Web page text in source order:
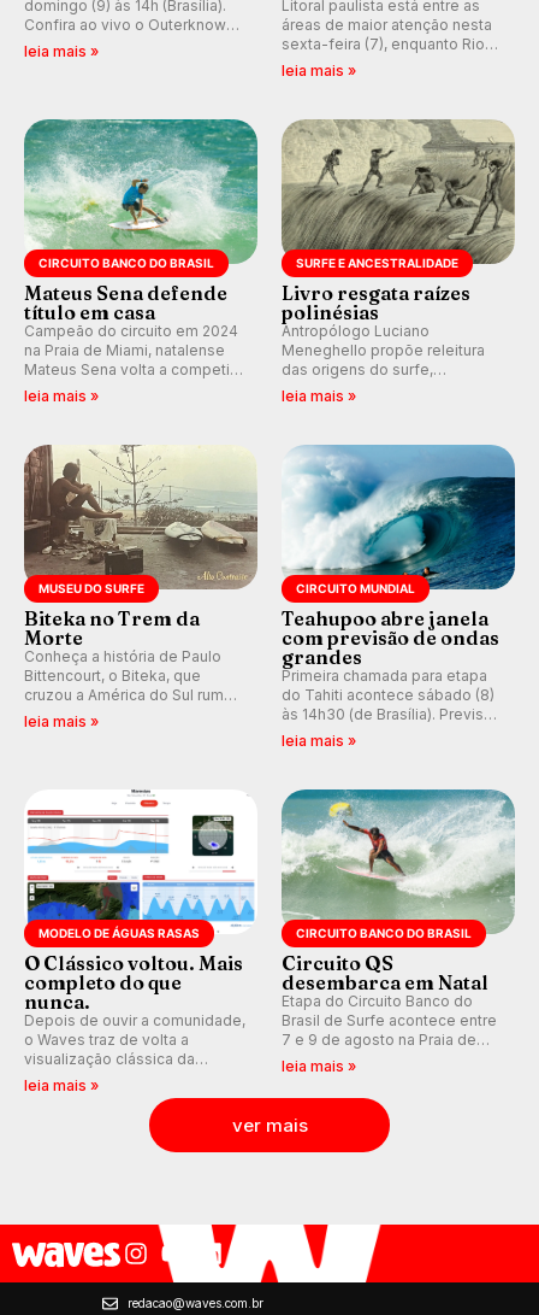
domingo (9) às 14h (Brasília).
Confira ao vivo o Outerknown
Tahiti Pro 2026 e participe dos
leia mais »
Litoral paulista está entre as
áreas de maior atenção nesta
sexta-feira (7), enquanto Rio
de Janeiro também recebe
km/h em Itanhaém.
leia mais »
CIRCUITO BANCO DO BRASIL
Mateus Sena defende
título em casa
Campeão do circuito em 2024
na Praia de Miami, natalense
Mateus Sena volta a competir
em casa em busca de manter a
leia mais »
SURFE E ANCESTRALIDADE
Livro resgata raízes
polinésias
Antropólogo Luciano
Meneghello propõe releitura
das origens do surfe,
resgatando a cultura polinésia
prática em esporte e indústria.
leia mais »
MUSEU DO SURFE
Biteka no Trem da
Morte
Conheça a história de Paulo
Bittencourt, o Biteka, que
cruzou a América do Sul rumo
ao Pacífico em uma jornada
leia mais »
CIRCUITO MUNDIAL
Teahupoo abre janela
com previsão de ondas
grandes
Primeira chamada para etapa
do Tahiti acontece sábado (8)
às 14h30 (de Brasília). Previsão
indica swell consistente.
Kelly Slater convidado.
leia mais »
MODELO DE ÁGUAS RASAS
O Clássico voltou. Mais
completo do que
nunca.
Depois de ouvir a comunidade,
o Waves traz de volta a
visualização clássica da
previsão de águas rasas,
agora integrada à nova
plataforma e com previsão das
ondas para até 16 dias.
leia mais »
CIRCUITO BANCO DO BRASIL
Circuito QS
desembarca em Natal
Etapa do Circuito Banco do
Brasil de Surfe acontece entre
7 e 9 de agosto na Praia de
Miami (RN), em disputas
(QS) 4.000 e pela corrida por
vagas no Challenger Series.
leia mais »
ver mais
redacao@waves.com.br